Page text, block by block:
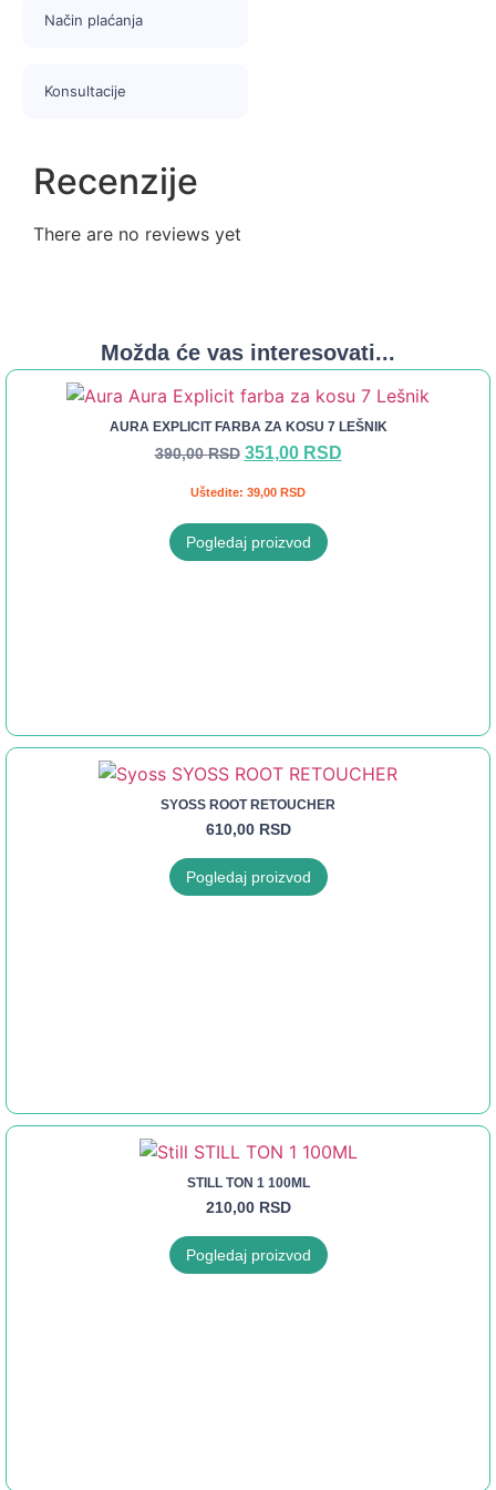
vodom. Na kraju, preporučuje se korišćenje regeneratora za
Pakovanje
hranljivog tretmana sa arganovim uljem (10 ml), jedan par
Način plaćanja
Konsultacije
Recenzije
There are no reviews yet
Možda će vas interesovati...
AURA EXPLICIT FARBA ZA KOSU 7 LEŠNIK
390,00RSD 351,00 RSD
Uštedite: 39,00 RSD
Pogledaj proizvod
SYOSS ROOT RETOUCHER
610,00 RSD
Pogledaj proizvod
STILL TON 1 100ML
210,00 RSD
Pogledaj proizvod